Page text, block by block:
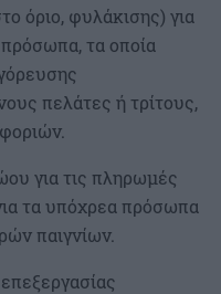
όριο, φυλάκισης) για
τα οποία
πελάτες ή τρίτους,
για τις πληρωμές
τα υπόχρεα πρόσωπα
παιγνίων.